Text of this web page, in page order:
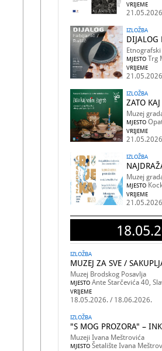
VRIJEME
IZLOŽBA
DIJALOG
MJESTO Trg
VRIJEME
IZLOŽBA
ZATO
Muzej
MJESTO
VRIJEME
IZLOŽBA
Muzej
MJESTO
VRIJEME
IZLOŽBA
MUZEJ ZA SVE /
Muzej Brodskog Posavlja
MJESTO Ante Starčevića 40,
VRIJEME
18.05.2026. / 18.06.2026.
IZLOŽBA
"S MOG PROZORA" –
Muzeji Ivana Meštrovića
MJESTO Šetalište Ivana